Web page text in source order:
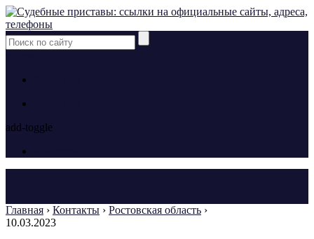
add-toggle
Главная › Контакты › Ростовская область ›
10.03.2023